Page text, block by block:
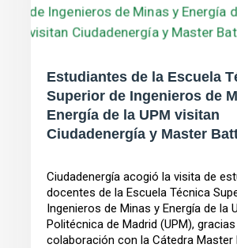
Estudiantes de la Escuela
Superior de Ingenieros de
Energía de la UPM visitan
Ciudadenergía y Master
Ciudadenergía acogió la visita de
docentes de la Escuela Técnica
Ingenieros de Minas y Energía de la
Politécnica de Madrid (UPM),
colaboración con la Cátedra Master